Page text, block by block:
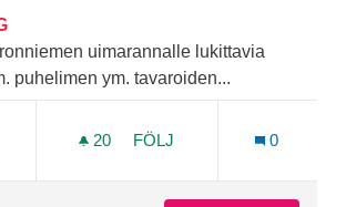
uimarannalle lukittavia
puhelimen ym. tavaroiden...
20 20 FÖLJARE
FÖLJ
0